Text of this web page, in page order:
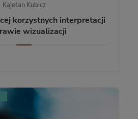
Kajetan Kubicz
korzystnych interpretacji
wizualizacji